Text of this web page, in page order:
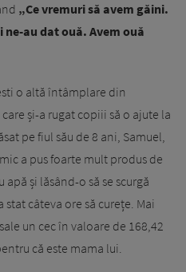
„Ce vremuri să avem găini.
ne-au dat ouă. Avem ouă
o altă întâmplare din
și-a rugat copiii să o ajute la
pe fiul său de 8 ani, Samuel,
a pus foarte mult produs de
și lăsând-o să se scurgă
câteva ore să curețe. Mai
un cec în valoare de 168,42
că este mama lui.